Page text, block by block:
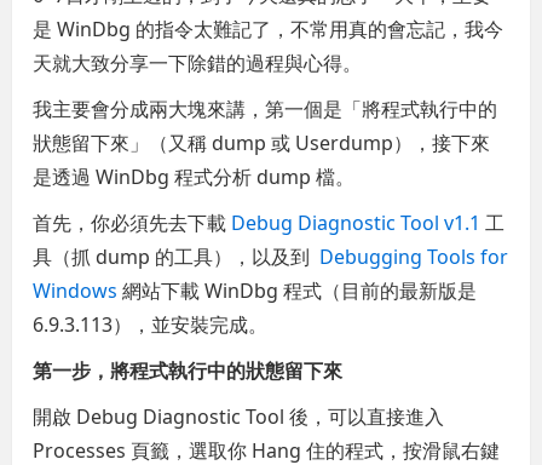
是 WinDbg 的指令太難記了，不常用真的會忘記，我今
天就大致分享一下除錯的過程與心得。
我主要會分成兩大塊來講，第一個是「將程式執行中的
狀態留下來」（又稱 dump 或 Userdump），接下來
是透過 WinDbg 程式分析 dump 檔。
首先，你必須先去下載 Debug Diagnostic Tool v1.1 工
具（抓 dump 的工具），以及到 Debugging Tools for
Windows 網站下載 WinDbg 程式（目前的最新版是
6.9.3.113），並安裝完成。
第一步，將程式執行中的狀態留下來
開啟 Debug Diagnostic Tool 後，可以直接進入
Processes 頁籤，選取你 Hang 住的程式，按滑鼠右鍵